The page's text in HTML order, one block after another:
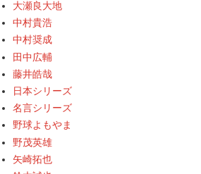
大瀬良大地
中村貴浩
中村奨成
田中広輔
藤井皓哉
日本シリーズ
名言シリーズ
野球よもやま
野茂英雄
矢崎拓也